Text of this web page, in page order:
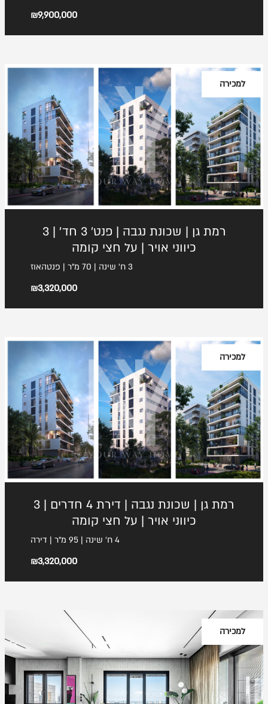
גלגלי הפלדה 7, הרצליה פיתוח
₪9,900,000
למכירה
רמת גן | שכונת נגבה | פנט׳ 3 חד׳ | 3
כיווני אויר | על חצי קומה
3 ח' שינה | 70 מ"ר | פנטהאוז
₪3,320,000
למכירה
רמת גן | שכונת נגבה | דירת 4 חדרים | 3
כיווני אויר | על חצי קומה
4 ח' שינה | 95 מ"ר | דירה
₪3,320,000
למכירה
פרטי יצירת קשר
גלגלי הפלדה 7, הרצליה פיתוח